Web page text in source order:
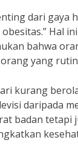
dari gaya
Hal
bahwa
yang
kurang
daripada
badan tetapi